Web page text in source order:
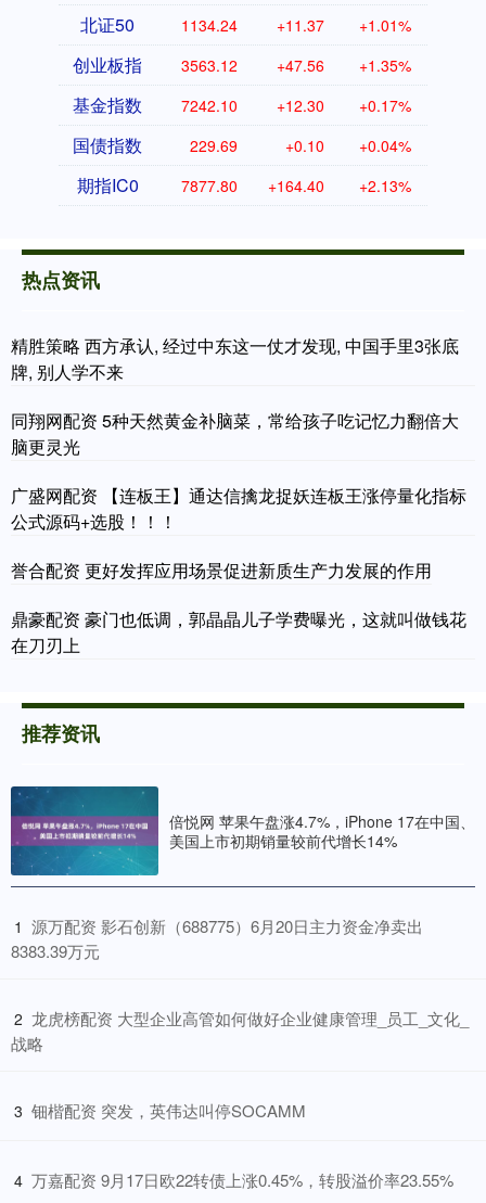
北证50 1134.24 +11.37 +1.01%
创业板指 3563.12 +47.56 +1.35%
基金指数 7242.10 +12.30 +0.17%
国债指数 229.69 +0.10 +0.04%
期指IC0 7877.80 +164.40 +2.13%
热点资讯
精胜策略 西方承认, 经过中东这一仗才发现, 中国手里3张底
牌, 别人学不来
同翔网配资 5种天然黄金补脑菜，常给孩子吃记忆力翻倍大
脑更灵光
广盛网配资 【连板王】通达信擒龙捉妖连板王涨停量化指标
公式源码+选股！！！
誉合配资 更好发挥应用场景促进新质生产力发展的作用
鼎豪配资 豪门也低调，郭晶晶儿子学费曝光，这就叫做钱花
在刀刃上
推荐资讯
倍悦网 苹果午盘涨4.7%，iPhone 17在中国、
美国上市初期销量较前代增长14%
1 ​源万配资 影石创新（688775）6月20日主力资金净卖出
8383.39万元
2 ​龙虎榜配资 大型企业高管如何做好企业健康管理_员工_文化_
战略
3 ​钿楷配资 突发，英伟达叫停SOCAMM
4 ​万嘉配资 9月17日欧22转债上涨0.45%，转股溢价率23.55%